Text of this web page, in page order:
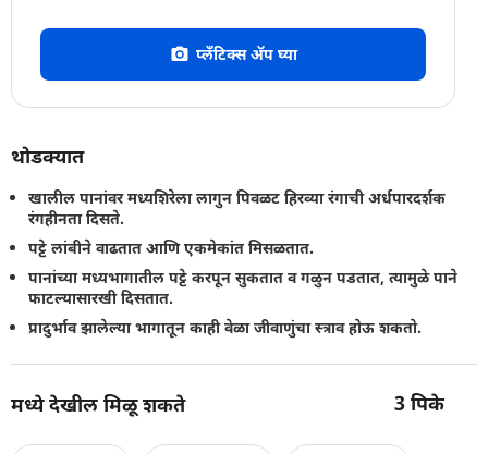
प्लँटिक्स अ‍ॅप घ्या
थोडक्यात
खालील पानांवर मध्यशिरेला लागुन पिवळट हिरव्या रंगाची अर्धपारदर्शक
रंगहीनता दिसते.
पट्टे लांबीने वाढतात आणि एकमेकांत मिसळतात.
पानांच्या मध्यभागातील पट्टे करपून सुकतात व गळुन पडतात, त्यामुळे पाने
फाटल्यासारखी दिसतात.
प्रादुर्भाव झालेल्या भागातून काही वेळा जीवाणुंचा स्त्राव होऊ शकतो.
मध्ये देखील मिळू शकते 3 पिके